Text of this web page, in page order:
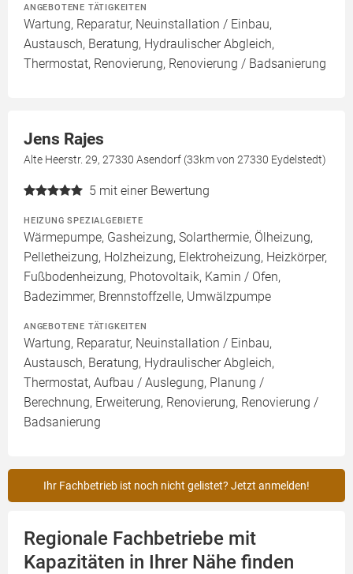
ANGEBOTENE TÄTIGKEITEN
Wartung, Reparatur, Neuinstallation / Einbau,
Austausch, Beratung, Hydraulischer Abgleich,
Thermostat, Renovierung, Renovierung / Badsanierung
Jens Rajes
Alte Heerstr. 29, 27330 Asendorf (33km von 27330 Eydelstedt)
5 mit einer Bewertung
HEIZUNG SPEZIALGEBIETE
Wärmepumpe, Gasheizung, Solarthermie, Ölheizung,
Pelletheizung, Holzheizung, Elektroheizung, Heizkörper,
Fußbodenheizung, Photovoltaik, Kamin / Ofen,
Badezimmer, Brennstoffzelle, Umwälzpumpe
ANGEBOTENE TÄTIGKEITEN
Wartung, Reparatur, Neuinstallation / Einbau,
Austausch, Beratung, Hydraulischer Abgleich,
Thermostat, Aufbau / Auslegung, Planung /
Berechnung, Erweiterung, Renovierung, Renovierung /
Badsanierung
Ihr Fachbetrieb ist noch nicht gelistet? Jetzt anmelden!
Regionale Fachbetriebe mit
Kapazitäten in Ihrer Nähe finden